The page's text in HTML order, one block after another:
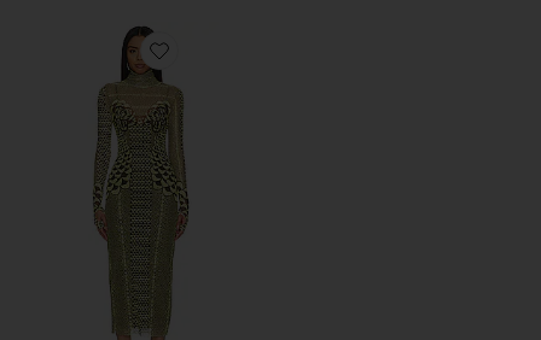
Favorite Vestido Shailene